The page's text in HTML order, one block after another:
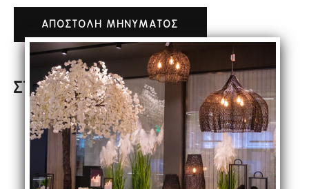
ΑΠΟΣΤΟΛΗ ΜΗΝΥΜΑΤΟΣ
ΣΤΟΙΧΕΙΑ ΕΠΙΚΟΙΝΩΝΙΑΣ
ΗΛΙΑΔΗΣ ΑΛΕΞΑΝΔΡΟΣ Α.Ε.
ΤΕΧΝΗΤΑ ΑΝΘΗ ΨΑΘΙΝΑ ΕΠΟΧΙΑΚΑ
ΑΦΜ: 094447589
ΑΡ. Γ.Ε.Μ.Η.: 057896304000